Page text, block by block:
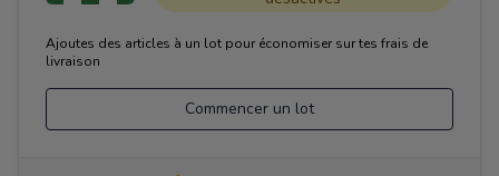
Ajoutes des articles à un lot pour économiser sur tes frais de
livraison
Commencer un lot